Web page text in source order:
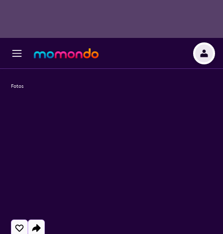
Fotos